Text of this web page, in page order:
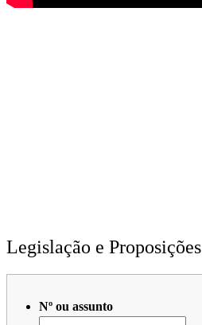
Legislação e Proposições
Nº ou assunto